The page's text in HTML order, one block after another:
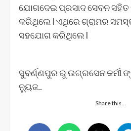
ଯୋଗଦେଇ ପ୍ରସାଦ ସେବନ ସହିତ
କରିଥିଲେ l ଏଥିରେ ଗ୍ରାମର
ସହଯୋଗ କରିଥିଲେ l
ସୁବର୍ଣ୍ଣପୁର ରୁ ଉଗ୍ରସେନ କର୍ମୀ
ନ୍ୟୁଜ..
Share this…